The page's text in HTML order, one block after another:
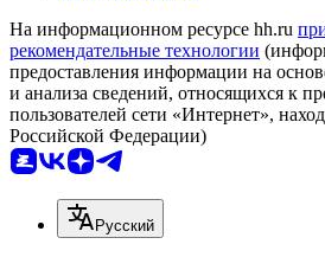
На информационном ресурсе hh.ru
рекомендательные технологии
предоставления информации на
и анализа сведений, относящихся к
пользователей сети «Интернет»,
Российской Федерации)
Русский